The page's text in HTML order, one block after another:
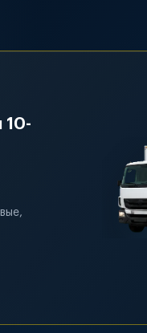
10-